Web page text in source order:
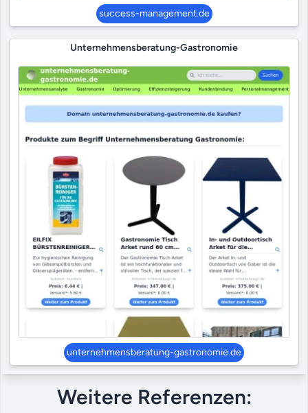
success-management.de
Unternehmensberatung-Gastronomie
unternehmensberatung-gastronomie.de
Weitere Referenzen: